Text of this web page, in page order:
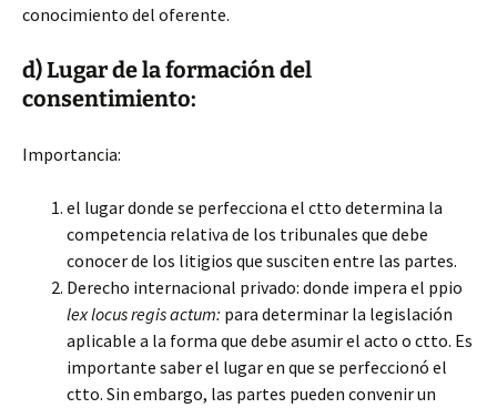
conocimiento del oferente.
d) Lugar de la formación del
consentimiento:
Importancia:
el lugar donde se perfecciona el ctto determina la
competencia relativa de los tribunales que debe
conocer de los litigios que susciten entre las partes.
Derecho internacional privado: donde impera el ppio
lex locus regis actum: para determinar la legislación
aplicable a la forma que debe asumir el acto o ctto. Es
importante saber el lugar en que se perfeccionó el
ctto. Sin embargo, las partes pueden convenir un